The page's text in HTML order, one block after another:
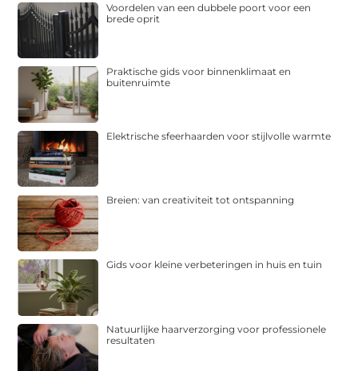
Voordelen van een dubbele poort voor een
brede oprit
Praktische gids voor binnenklimaat en
buitenruimte
Elektrische sfeerhaarden voor stijlvolle warmte
Breien: van creativiteit tot ontspanning
Gids voor kleine verbeteringen in huis en tuin
Natuurlijke haarverzorging voor professionele
resultaten